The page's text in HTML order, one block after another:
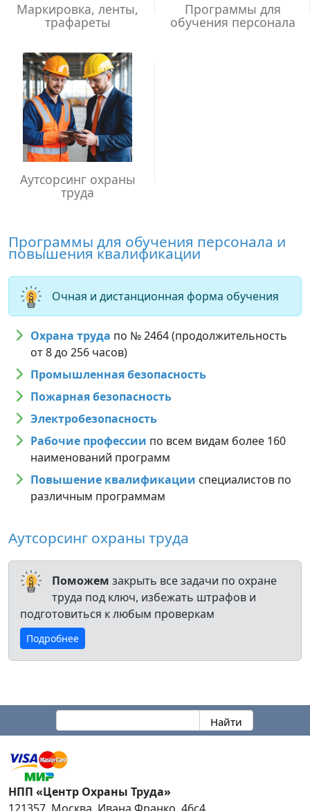
Маркировка, ленты,
трафареты
Программы для
обучения персонала
Аутсорсинг охраны
труда
Программы для обучения персонала и
повышения квалификации
Очная и дистанционная форма обучения
Охрана труда по № 2464 (продолжительность
от 8 до 256 часов)
Промышленная безопасность
Пожарная безопасность
Электробезопасность
Рабочие профессии по всем видам более 160
наименований программ
Повышение квалификации специалистов по
различным программам
Аутсорсинг охраны труда
Поможем закрыть все задачи по охране
труда под ключ, избежать штрафов и
подготовиться к любым проверкам
Подробнее
НПП «Центр Охраны Труда»